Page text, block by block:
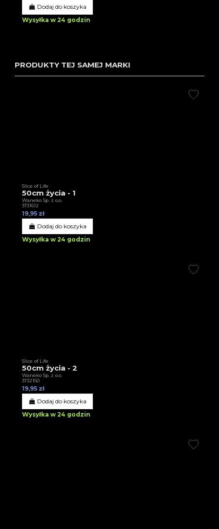
Dodaj do koszyka
Wysyłka w 24 godzin
PRODUKTY TEJ SAMEJ MARKI
Slice of Life
50cm życia - 1
Waneko Sp. z o.o.
3T31612
19,95 zł
Dodaj do koszyka
Wysyłka w 24 godzin
Slice of Life
50cm życia - 2
Waneko Sp. z o.o.
3T32150
19,95 zł
Dodaj do koszyka
Wysyłka w 24 godzin